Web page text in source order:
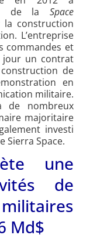
de la Space
construction
L’entreprise
commandes et
jour un contrat
de
en
militaire.
de nombreux
majoritaire
investi
Sierra Space.
une
de
Md$